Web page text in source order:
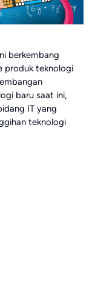
berkembang
produk teknologi
baru saat ini,
IT yang
teknologi